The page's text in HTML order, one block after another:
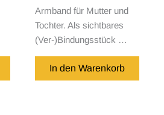
Armband für Mutter und
Tochter. Als sichtbares
(Ver-)Bindungsstück …
In den Warenkorb